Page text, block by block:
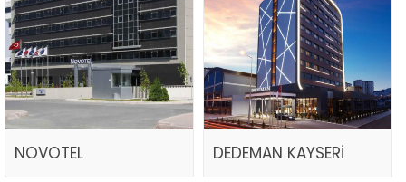
NOVOTEL DEDEMAN KAYSERİ